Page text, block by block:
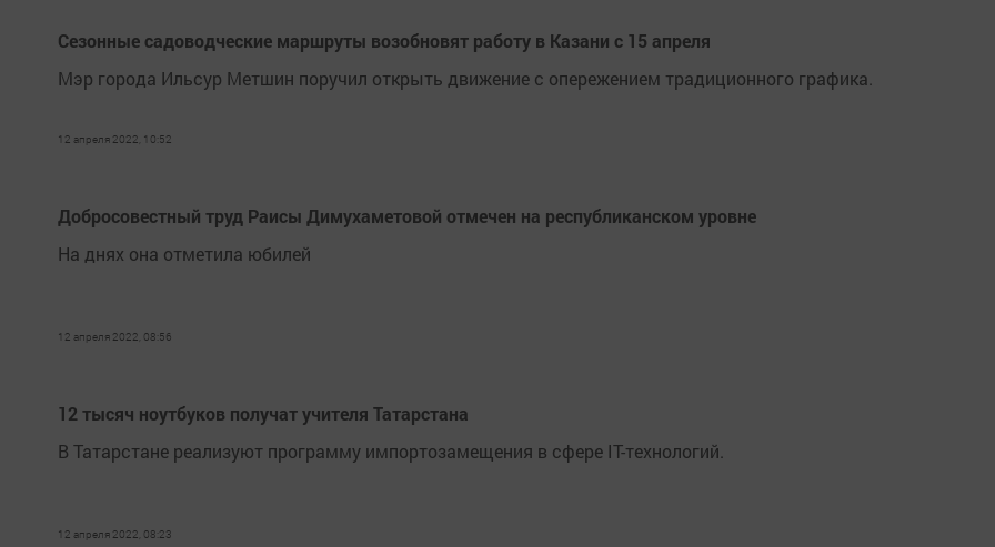
Сезонные садоводческие маршруты возобновят работу в Казани с 15 апреля
Мэр города Ильсур Метшин поручил открыть движение с опережением традиционного графика.
12 апреля 2022, 10:52
Добросовестный труд Раисы Димухаметовой отмечен на республиканском уровне
На днях она отметила юбилей
12 апреля 2022, 08:56
12 тысяч ноутбуков получат учителя Татарстана
В Татарстане реализуют программу импортозамещения в сфере IT-технологий.
12 апреля 2022, 08:23